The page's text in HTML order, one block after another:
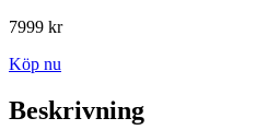
7999 kr
Köp nu
Beskrivning